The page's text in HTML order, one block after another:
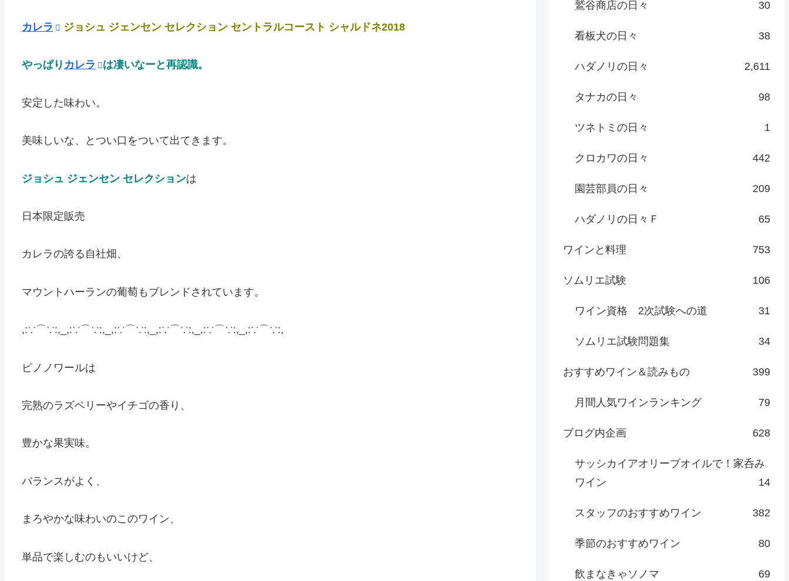
カレラ ジョシュ ジェンセン セレクション セントラルコースト シャルドネ2018
やっぱり カレラ は凄いなーと再認識。
安定した味わい。
美味しいな、とつい口をついて出てきます。
ジョシュ ジェンセン セレクションは
日本限定販売
カレラの誇る自社畑、
マウントハーランの葡萄もブレンドされています。
,:∵⌒∵:,_,:∵⌒∵:,_,:∵⌒∵:,_,:∵⌒∵:,_,:∵⌒∵:,_,:∵⌒∵:,
ピノノワールは
完熟のラズベリーやイチゴの香り、
豊かな果実味。
バランスがよく、
まろやかな味わいのこのワイン、
単品で楽しむのもいいけど、
鷲谷商店の日々 30
看板犬の日々 38
ハダノリの日々 2,611
タナカの日々 98
ツネトミの日々 1
クロカワの日々 442
園芸部員の日々 209
ハダノリの日々Ｆ 65
ワインと料理 753
ソムリエ試験 106
ワイン資格 2次試験への道 31
ソムリエ試験問題集 34
おすすめワイン＆読みもの 399
月間人気ワインランキング 79
ブログ内企画 628
サッシカイアオリーブオイルで！家呑み
ワイン
14
スタッフのおすすめワイン 382
季節のおすすめワイン 80
飲まなきゃソノマ 69